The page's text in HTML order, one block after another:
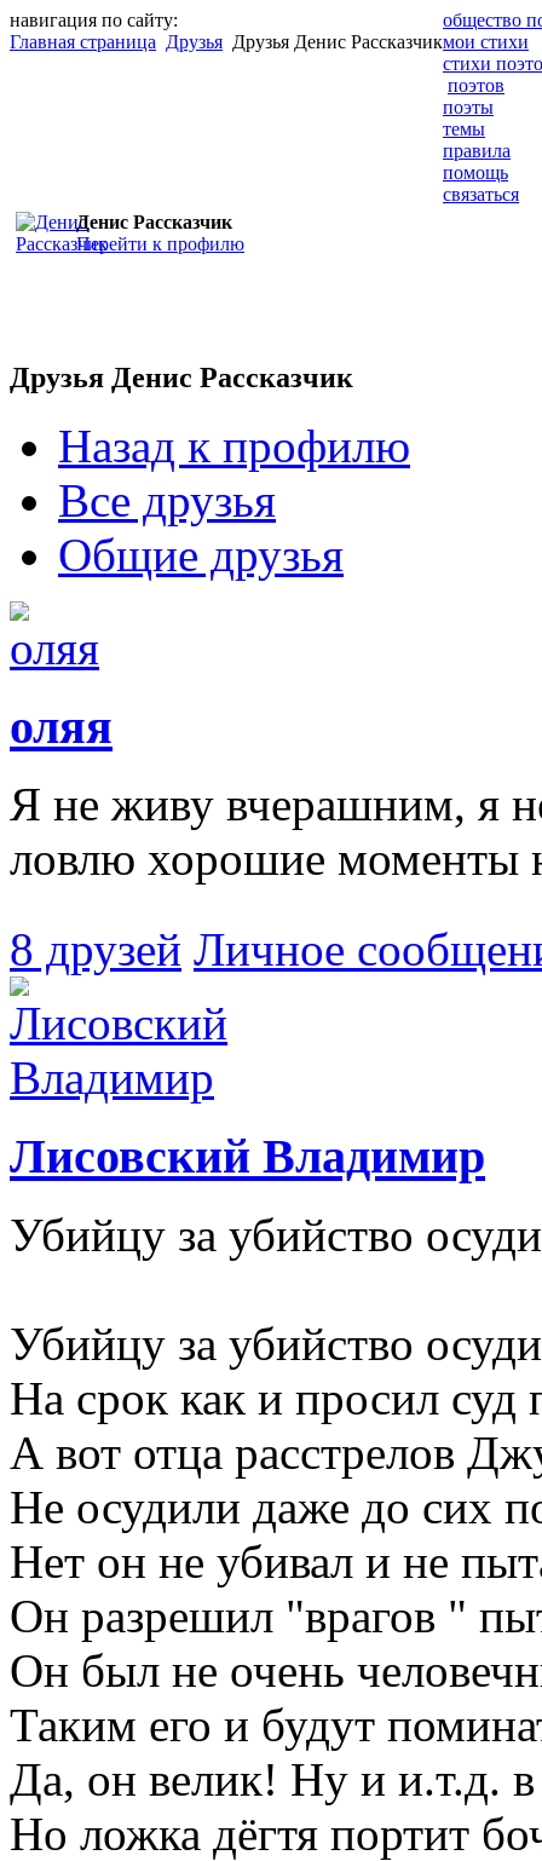
навигация по сайту:
Главная страница Друзья Друзья Денис Рассказчик
общество
мои стихи
стихи
поэтов
поэты
темы
правила
помощь
связаться
Денис Рассказчик
Перейти к профилю
Друзья Денис Рассказчик
Назад к профилю
Все друзья
Общие друзья
оляя
Я не живу вчерашним, я
ловлю хорошие моменты
8 друзей Личное
Лисовский Владимир
Убийцу за убийство
Убийцу за убийство
На срок как и просил суд
А вот отца расстрелов
Не осудили даже до сих
Нет он не убивал и не
Он разрешил "врагов "
Он был не очень
Таким его и будут
Да, он велик! Ну и и.т.д.
Но ложка дёгтя портит